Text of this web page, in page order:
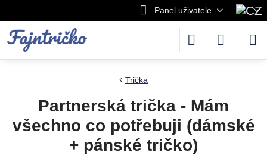
Panel uživatele
Trička
Partnerská trička - Mám
všechno co potřebuji (dámské
+ pánské tričko)